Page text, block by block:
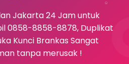
Jakarta 24 Jam untuk
0858-8858-8878, Duplikat
Kunci Brankas Sangat
tanpa merusak !